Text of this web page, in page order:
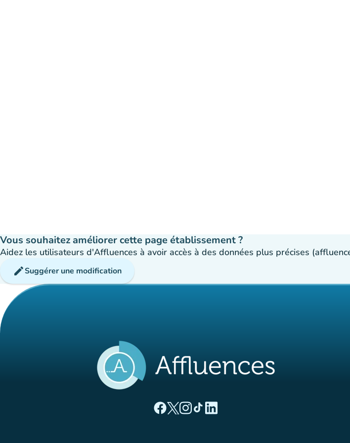
Vous souhaitez améliorer cette page établissement ?
Aidez les utilisateurs d'Affluences à avoir accès à des données plus précises
editSuggérer une modification
(nouvel onglet)
(nouvel onglet)
(nouvel onglet)
(nouvel onglet)